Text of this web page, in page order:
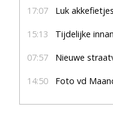
17:07 Luk
15:13 Tijdelijke
07:57 Nieuwe
14:50 Foto vd